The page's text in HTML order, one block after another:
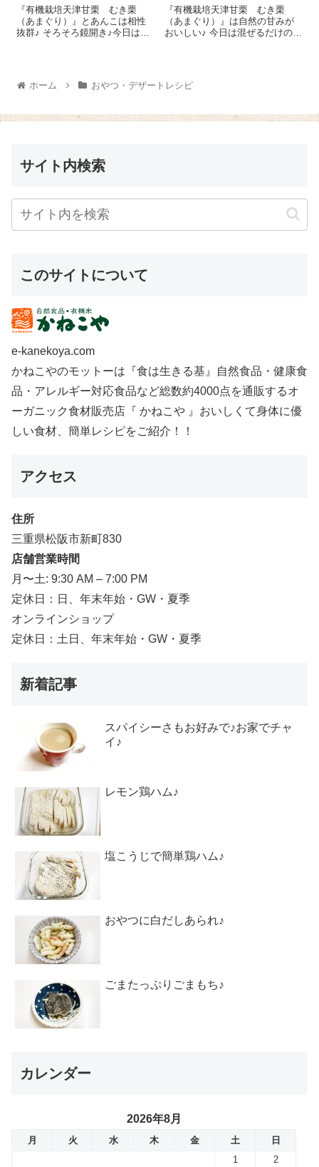
『有機栽培天津甘栗 むき栗
（あまぐり）』とあんこは相性
抜群♪ そろそろ鏡開き♪今日はア
津甘栗 むき栗（あまぐ
り）』 3～4個、くる...
『有機栽培天津甘栗 むき栗
（あまぐり）』は自然の甘みが
おいしい♪ 今日は混ぜるだけの簡
天津甘栗 むき...
ホーム おやつ・デザートレシピ
サイト内検索
このサイトについて
e-kanekoya.com
かねこやのモットーは『食は生きる基』自然食品・健康食
品・アレルギー対応食品など総数約4000点を通販するオ
ーガニック食材販売店『 かねこや 』おいしくて身体に優
しい食材、簡単レシピをご紹介！！
アクセス
住所
三重県松阪市新町830
店舗営業時間
月〜土: 9:30 AM – 7:00 PM
定休日：日、年末年始・GW・夏季
オンラインショップ
定休日：土日、年末年始・GW・夏季
新着記事
スパイシーさもお好みで♪お家でチャ
イ♪
レモン鶏ハム♪
塩こうじで簡単鶏ハム♪
おやつに白だしあられ♪
ごまたっぷりごまもち♪
カレンダー
2026年8月
月 火 水 木 金 土
日
1
2